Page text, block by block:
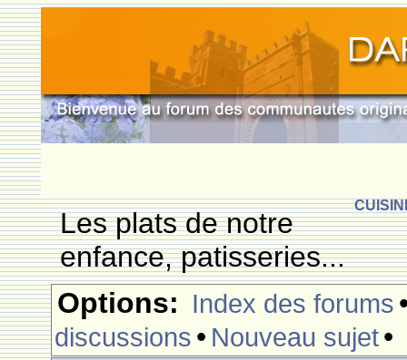
Les plats de notre
enfance, patisseries...
Options: Index des forums
discussions • Nouveau sujet•